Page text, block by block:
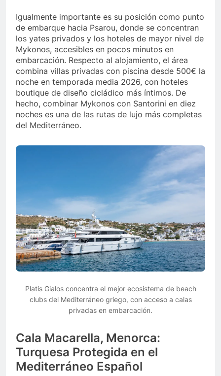
Igualmente importante es su posición como punto
de embarque hacia Psarou, donde se concentran
los yates privados y los hoteles de mayor nivel de
Mykonos, accesibles en pocos minutos en
embarcación. Respecto al alojamiento, el área
combina villas privadas con piscina desde 500€ la
noche en temporada media 2026, con hoteles
boutique de diseño cicládico más íntimos. De
hecho, combinar Mykonos con Santorini en diez
noches es una de las rutas de lujo más completas
del Mediterráneo.
Platis Gialos concentra el mejor ecosistema de beach
clubs del Mediterráneo griego, con acceso a calas
privadas en embarcación.
Cala Macarella, Menorca:
Turquesa Protegida en el
Mediterráneo Español